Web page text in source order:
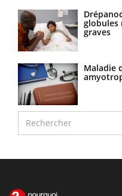
globules
graves
Maladie